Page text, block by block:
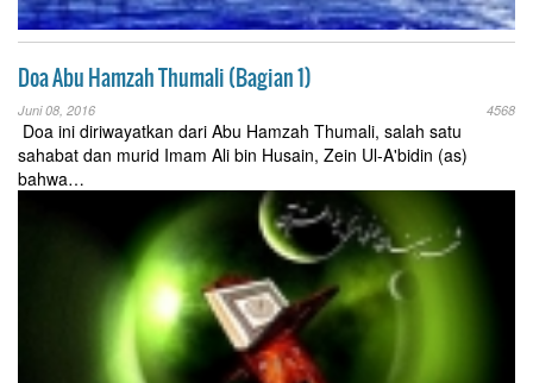
Doa Abu Hamzah Thumali (Bagian 1)
Juni 08, 2016 4568
Doa ini diriwayatkan dari Abu Hamzah Thumali, salah satu
sahabat dan murid Imam Ali bin Husain, Zein Ul-A'bidin (as)
bahwa…